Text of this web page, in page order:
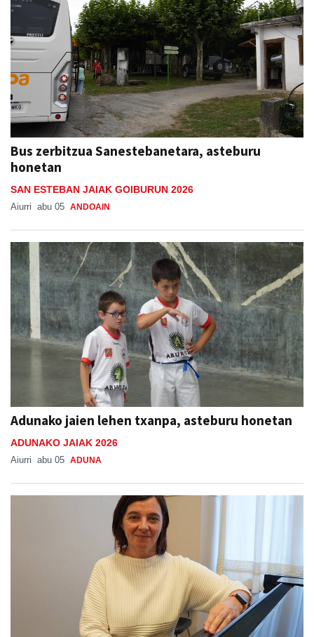
Bus zerbitzua Sanestebanetara, asteburu
honetan
SAN ESTEBAN JAIAK GOIBURUN 2026
Aiurri abu 05 ANDOAIN
Adunako jaien lehen txanpa, asteburu honetan
ADUNAKO JAIAK 2026
Aiurri abu 05 ADUNA